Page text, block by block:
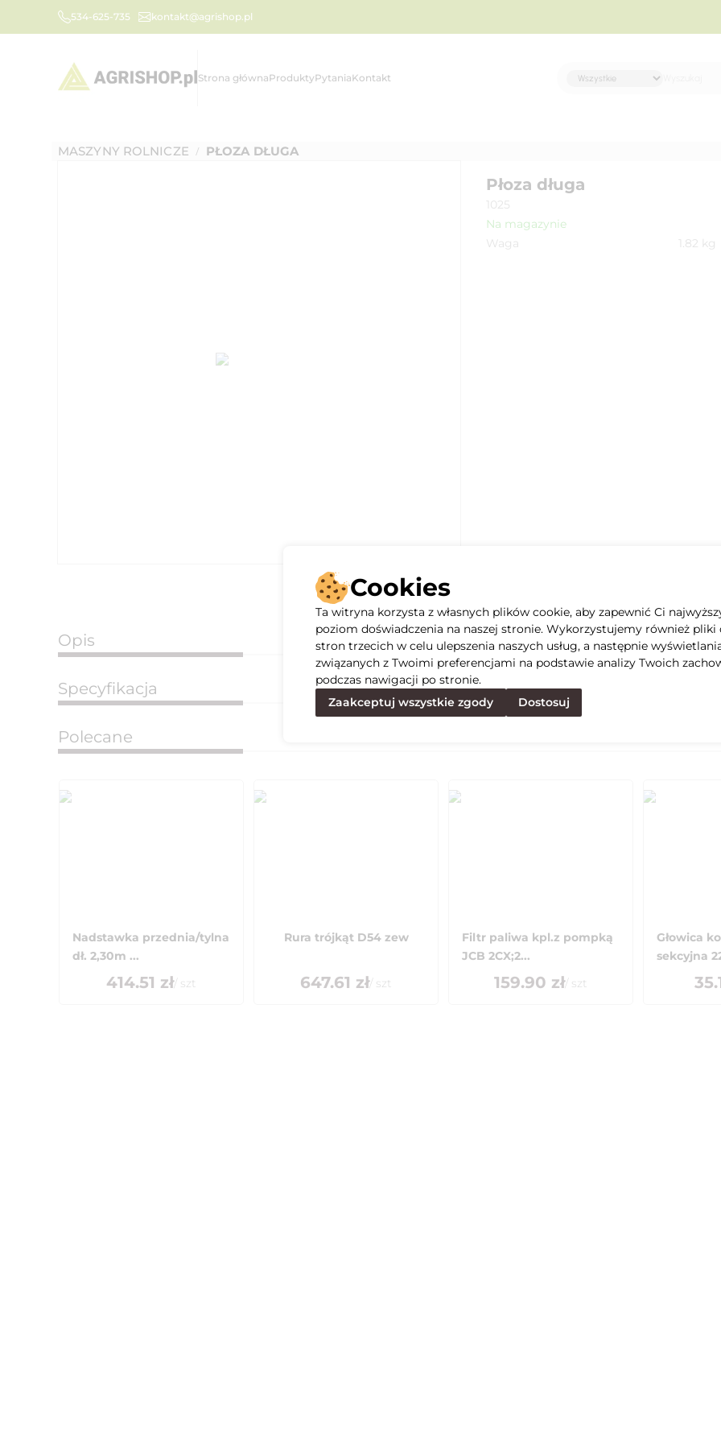
534-625-735 kontakt@agrishop.pl
Strona głównaProduktyPytaniaKontakt
MASZYNY ROLNICZE / PŁOZA DŁUGA
Płoza długa
1025
Na magazynie
Waga
1.82 kg
Opis
Specyfikacja
Polecane
Nadstawka przednia/tylna
dł. 2,30m ...
414.51 zł/ szt
Rura trójkąt D54 zew
647.61 zł/ szt
Filtr paliwa kpl.z pompką
JCB 2CX;2...
159.90 zł/ szt
Głowica
sekcyjna
Cookies
Ta witryna korzysta z własnych plików cookie, aby zapewnić Ci
poziom doświadczenia na naszej stronie. Wykorzystujemy również pliki
stron trzecich w celu ulepszenia naszych usług, a następnie
związanych z Twoimi preferencjami na podstawie analizy Twoich
podczas nawigacji po stronie.
Zaakceptuj wszystkie zgody
Dostosuj